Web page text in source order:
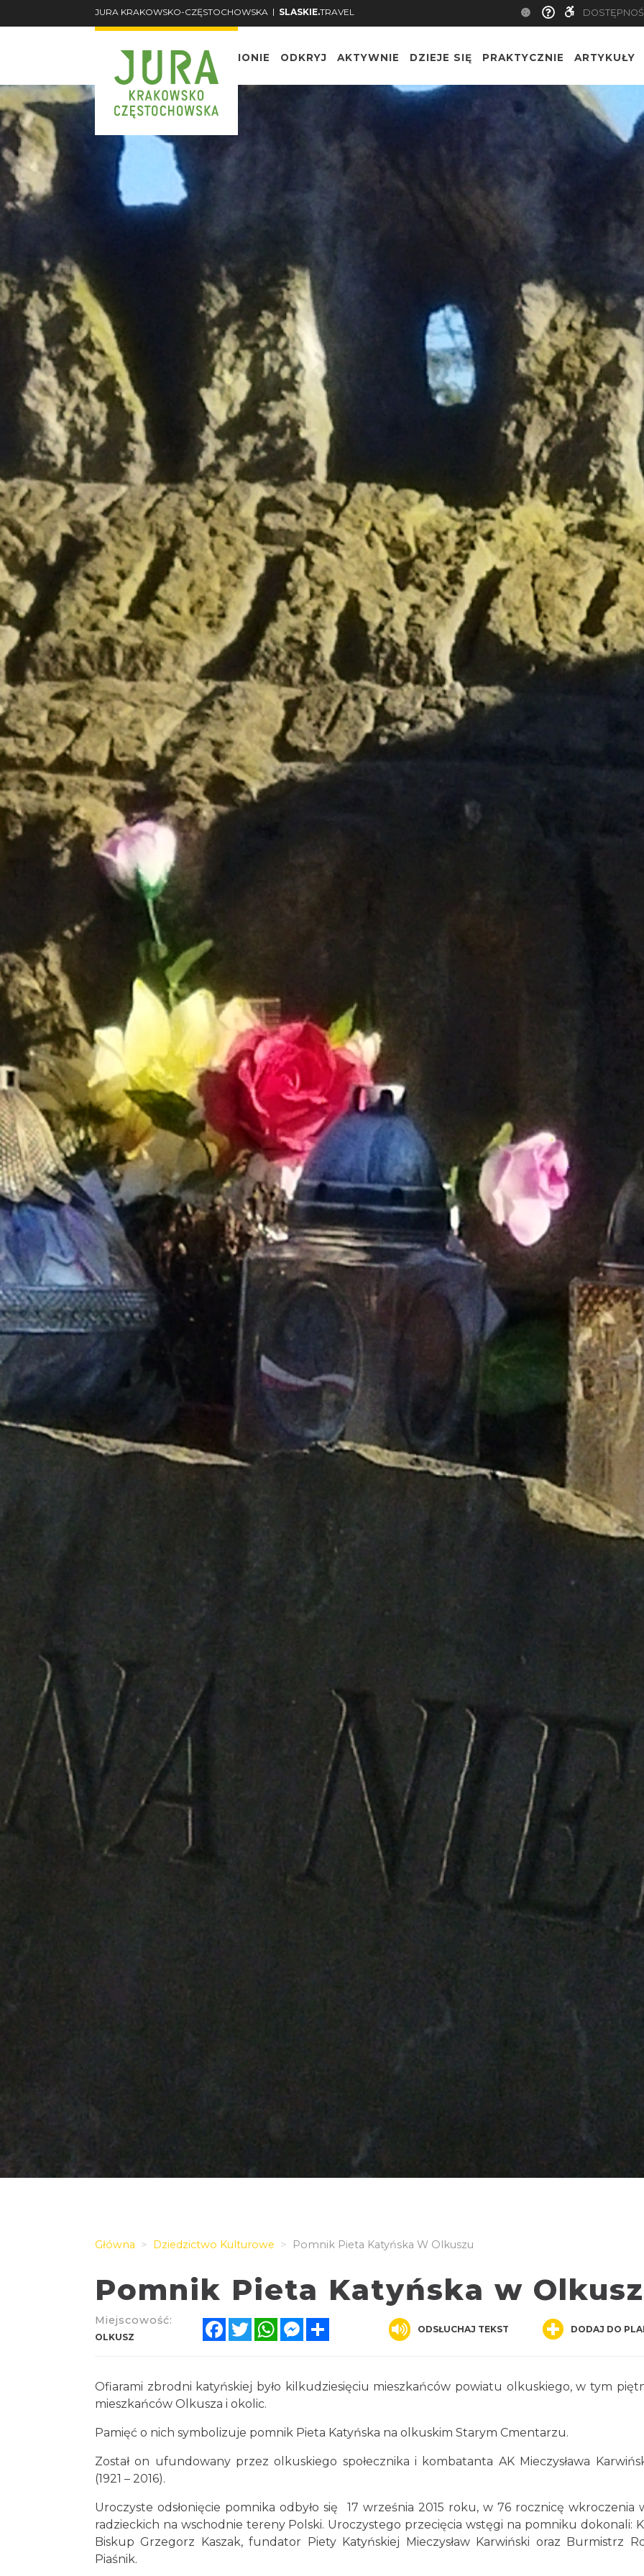
JURA KRAKOWSKO-CZĘSTOCHOWSKA | SLASKIE.TRAVEL
O REGIONIE ODKRYJ AKTYWNIE DZIEJE SIĘ PRAKTYCZNIE ARTYKUŁY
Główna Dziedzictwo Kulturowe Pomnik Pieta Katyńska W Olkuszu
Pomnik Pieta Katyńska w
Miejscowość:
OLKUSZ
FacebookTwitterWhatsAppMessenger ODSŁUCHAJ TEKST DODAJ DO
Ofiarami zbrodni katyńskiej było kilkudziesięciu mieszkańców powiatu olkuskiego, w tym
mieszkańców Olkusza i okolic.
Pamięć o nich symbolizuje pomnik Pieta Katyńska na olkuskim Starym Cmentarzu.
Został on ufundowany przez olkuskiego społecznika i kombatanta AK Mieczysława
(1921 – 2016).
Uroczyste odsłonięcie pomnika odbyło się 17 września 2015 roku, w 76 rocznicę wkroczenia
radzieckich na wschodnie tereny Polski. Uroczystego przecięcia wstęgi na pomniku dokonali:
Biskup Grzegorz Kaszak, fundator Piety Katyńskiej Mieczysław Karwiński oraz Burmistrz
Piaśnik.